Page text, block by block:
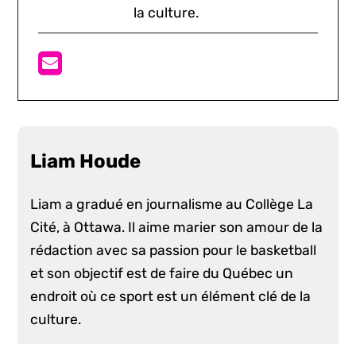
la culture.
Liam Houde
Liam a gradué en journalisme au Collège La
Cité, à Ottawa. Il aime marier son amour de la
rédaction avec sa passion pour le basketball
et son objectif est de faire du Québec un
endroit où ce sport est un élément clé de la
culture.